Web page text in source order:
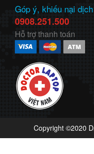
Góp ý, khiếu nại
0908.251.500
Hỗ trợ thanh toán
Copyright ©2020